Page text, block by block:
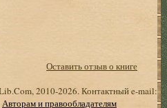
Оставить отзыв о книге
2010-2026. Контактный e-mail:
Авторам и правообладателям